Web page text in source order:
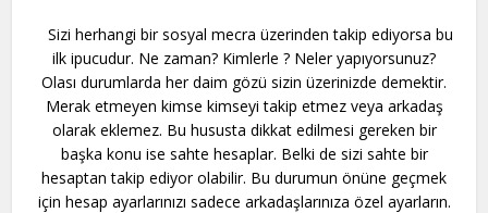
Sizi herhangi bir sosyal mecra üzerinden takip ediyorsa bu
ilk ipucudur. Ne zaman? Kimlerle ? Neler yapıyorsunuz?
Olası durumlarda her daim gözü sizin üzerinizde demektir.
Merak etmeyen kimse kimseyi takip etmez veya arkadaş
olarak eklemez. Bu hususta dikkat edilmesi gereken bir
başka konu ise sahte hesaplar. Belki de sizi sahte bir
hesaptan takip ediyor olabilir. Bu durumun önüne geçmek
için hesap ayarlarınızı sadece arkadaşlarınıza özel ayarların.